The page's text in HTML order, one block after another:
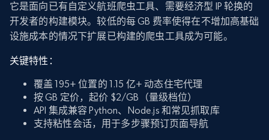
它是面向已有自定义航班爬虫工具、需要经济型 IP 轮换的
开发者的构建模块。较低的每 GB 费率使得在不增加高基础
设施成本的情况下扩展已构建的爬虫工具成为可能。
关键特性：
覆盖 195+ 位置的 1.15 亿+ 动态住宅代理
按 GB 定价，起价 $2/GB（量级档位）
API 集成兼容 Python、Node.js 和常见抓取库
支持粘性会话，用于多步骤预订页面导航